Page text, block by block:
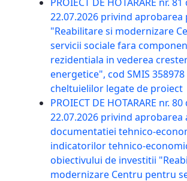
PROIECT DE HOTARARE nr. 81
22.07.2026 privind
"Reabilitare si modernizare
servicii sociale fara
rezidentiala in vederea
energetice", cod SMIS 358978
cheltuielilor legate de proiect
PROIECT DE HOTARARE nr. 80
22.07.2026 privind aprobarea
documentatiei tehnico-
indicatorilor tehnico-
obiectivului de investitii
modernizare Centru pentru